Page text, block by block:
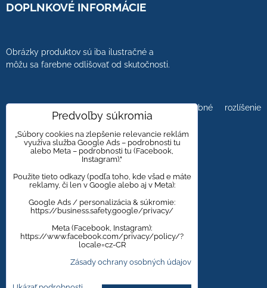
DOPLNKOVÉ INFORMÁCIE
Obrázky produktov sú iba ilustračné a
môžu sa farebne odlišovať od skutočnosti.
Farebnosť obrázkov tiež ovplyvňuje farebné rozlíšenie
zobrazovacej jednotky.
Obklady a dlažby s kameninovým, mramorovým,
dreveným dizajnom majú viacero kresieb,
aby bola zachovaná čo najväčšia autentickosť
prírodného materiálu.
Zmena cien vyhradená.
Predvoľby súkromia
„Súbory cookies na zlepšenie relevancie reklám
využíva služba Google Ads – podrobnosti tu
alebo Meta – podrobnosti tu (Facebook,
Instagram)."
Použite tieto odkazy (podľa toho, kde všad e máte
reklamy, či len v Google alebo aj v Meta):
Google Ads / personalizácia & súkromie:
https://business.safety.google/privacy/
Meta (Facebook, Instagram):
https://www.facebook.com/privacy/policy/?
locale=cz-CR
Zásady ochrany osobných údajov